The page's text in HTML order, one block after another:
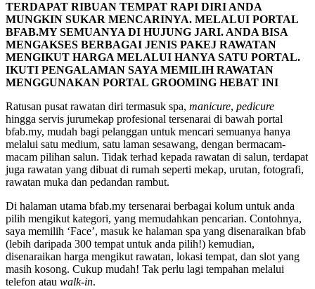
TERDAPAT RIBUAN TEMPAT RAPI DIRI ANDA
MUNGKIN SUKAR MENCARINYA. MELALUI PORTAL
BFAB.MY SEMUANYA DI HUJUNG JARI. ANDA BISA
MENGAKSES BERBAGAI JENIS PAKEJ RAWATAN
MENGIKUT HARGA MELALUI HANYA SATU PORTAL.
IKUTI PENGALAMAN SAYA MEMILIH RAWATAN
MENGGUNAKAN PORTAL GROOMING HEBAT INI
Ratusan pusat rawatan diri termasuk spa, manicure, pedicure
hingga servis jurumekap profesional tersenarai di bawah portal
bfab.my, mudah bagi pelanggan untuk mencari semuanya hanya
melalui satu medium, satu laman sesawang, dengan bermacam-
macam pilihan salun. Tidak terhad kepada rawatan di salun, terdapat
juga rawatan yang dibuat di rumah seperti mekap, urutan, fotografi,
rawatan muka dan pedandan rambut.
Di halaman utama bfab.my tersenarai berbagai kolum untuk anda
pilih mengikut kategori, yang memudahkan pencarian. Contohnya,
saya memilih ‘Face’, masuk ke halaman spa yang disenaraikan bfab
(lebih daripada 300 tempat untuk anda pilih!) kemudian,
disenaraikan harga mengikut rawatan, lokasi tempat, dan slot yang
masih kosong. Cukup mudah! Tak perlu lagi tempahan melalui
telefon atau walk-in.